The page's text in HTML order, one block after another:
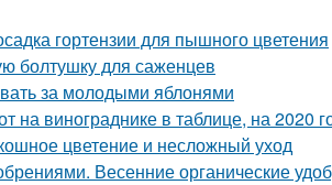
гортензии для пышного цветения
болтушку для саженцев
за молодыми яблонями
на винограднике в таблице, на 2020
цветение и несложный уход
Весенние органические